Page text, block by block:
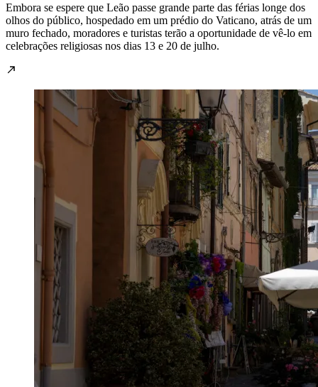
Embora se espere que Leão passe grande parte das férias longe dos
olhos do público, hospedado em um prédio do Vaticano, atrás de um
muro fechado, moradores e turistas terão a oportunidade de vê-lo em
celebrações religiosas nos dias 13 e 20 de julho.